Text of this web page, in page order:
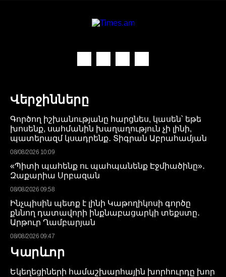
Վերջինները
Գործող իշխանությանը հարցնես, կասեն՝ եթե
խոսենք, սահմանին խաղաղություն չի լինի,
պատերազմ կսադրենք․ Տիգրան Աբրահամյան
08/08/2026 10:09
«Պիտի պահենք ու պահպանենք Էջմիածինը»․
Զաքարիա Սրբազան
08/08/2026 09:58
Ինչպիսին պետք է լինի Կաթողիկոսի գործը
քննող դատավորի ինքնաբացարկի տեքստը․
Արթուր Ղամբարյան
08/08/2026 09:47
Կարևոր
Եկեղեցիների համաշխարհային խորհուրդը խոր